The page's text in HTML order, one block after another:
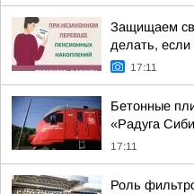
Защищаем
делать,
17:11
Бетонные
«Радуга
17:11
Роль